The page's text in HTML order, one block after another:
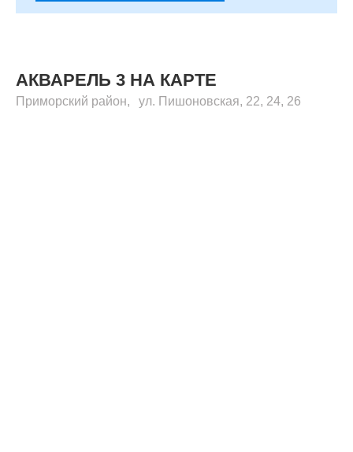
АКВАРЕЛЬ 3 НА КАРТЕ
Приморский район, ул. Пишоновская, 22, 24, 26